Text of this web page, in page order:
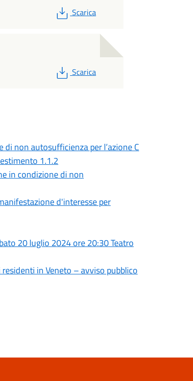
PDF
Scarica
PDF
Scarica
non autosufficienza per l’azione C
1.1.2
in condizione di non
d'interesse per
20 luglio 2024 ore 20:30 Teatro
in Veneto – avviso pubblico